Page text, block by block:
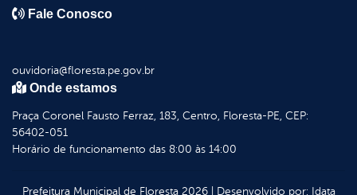
Fale Conosco
ouvidoria@floresta.pe.gov.br
Onde estamos
Praça Coronel Fausto Ferraz, 183, Centro, Floresta-PE, CEP:
56402-051
Horário de funcionamento das 8:00 às 14:00
Prefeitura Municipal de Floresta2026| Desenvolvido por: Idata